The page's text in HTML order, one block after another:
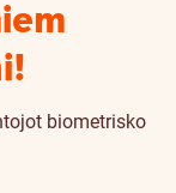
biometrisko